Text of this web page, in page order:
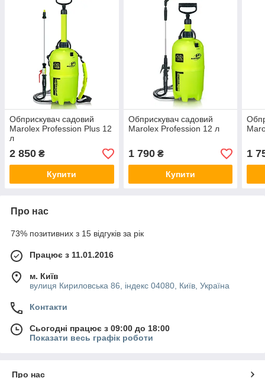
Обприскувач садовий
Marolex Profession Plus 12
л
2 850 ₴
Купити
Обприскувач садовий
Marolex Profession 12 л
1 790₴
Купити
1
Про нас
73% позитивних з 15 відгуків за рік
Працює з 11.01.2016
м. Київ
вулиця Кириловська 86, індекс 04080, Київ, Україна
Контакти
Сьогодні працює з 09:00 до 18:00
Показати весь графік роботи
Про нас